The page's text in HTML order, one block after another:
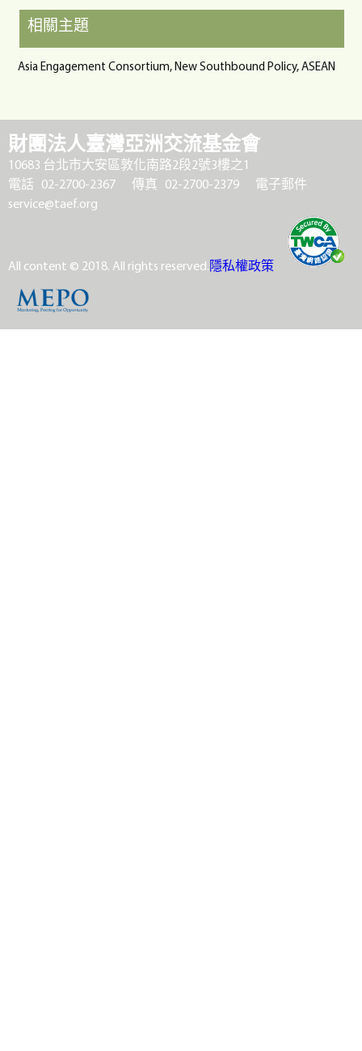
相關主題
Asia Engagement Consortium, New Southbound Policy, ASEAN
財團法人臺灣亞洲交流基金會
10683 台北市大安區敦化南路2段2號3樓之1
電話 02-2700-2367
傳真 02-2700-2379
電子郵件
service@taef.org
All content © 2018. All rights reserved.隱私權政策